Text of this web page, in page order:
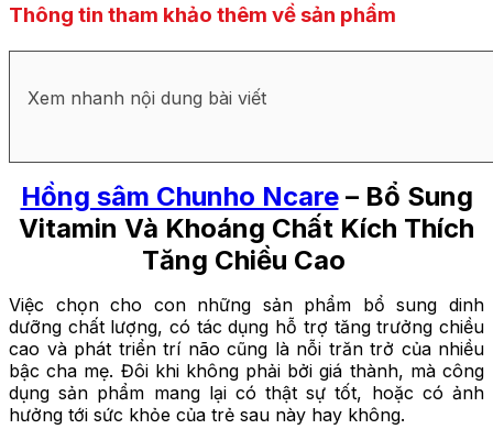
Thông tin tham khảo thêm về sản phẩm
Xem nhanh nội dung bài viết
Hồng sâm Chunho Ncare– Bổ Sung
Vitamin Và Khoáng Chất Kích Thích
Tăng Chiều Cao
Việc chọn cho con những sản phẩm bổ sung dinh
dưỡng chất lượng, có tác dụng hỗ trợ tăng trưởng chiều
cao và phát triển trí não cũng là nỗi trăn trở của nhiều
bậc cha mẹ. Đôi khi không phải bởi giá thành, mà công
dụng sản phẩm mang lại có thật sự tốt, hoặc có ảnh
hưởng tới sức khỏe của trẻ sau này hay không.